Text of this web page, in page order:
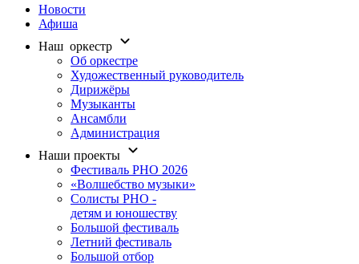
Новости
Афиша
Наш оркестр
Об оркестре
Художественный руководитель
Дирижёры
Музыканты
Ансамбли
Администрация
Наши проекты
Фестиваль РНО 2026
«Волшебство музыки»
Солисты РНО -
детям и юношеству
Большой фестиваль
Летний фестиваль
Большой отбор